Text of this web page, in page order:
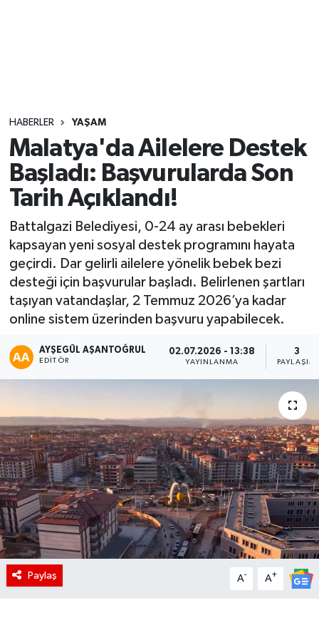
HABERLER YAŞAM
Malatya'da Ailelere Destek
Başladı: Başvurularda Son
Tarih Açıklandı!
Battalgazi Belediyesi, 0-24 ay arası bebekleri
kapsayan yeni sosyal destek programını hayata
geçirdi. Dar gelirli ailelere yönelik bebek bezi
desteği için başvurular başladı. Belirlenen şartları
taşıyan vatandaşlar, 2 Temmuz 2026’ya kadar
online sistem üzerinden başvuru yapabilecek.
AYŞEGÜL AŞANTOĞRUL
EDITÖR
02.07.2026 - 13:38
YAYINLANMA
3
PAYLAŞIM
Paylaş A- A+
Yaşam